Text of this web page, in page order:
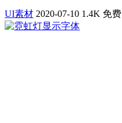
UI素材 2020-07-10 1.4K 免费